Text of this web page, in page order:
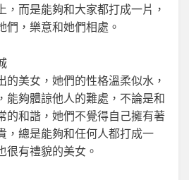
，而是能夠和大家都打成一片，
們，樂意和她們相處。
美女，她們的性格溫柔似水，
能夠體諒他人的難處，不論是和
的和諧，她們不覺得自己擁有著
，總是能夠和任何人都打成一
很有禮貌的美女。